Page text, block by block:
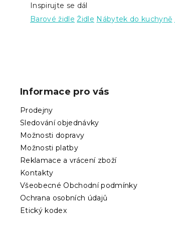
Inspirujte se dál
Barové židle Židle Nábytek do kuchyně
Informace pro vás
Prodejny
Sledování objednávky
Možnosti dopravy
Možnosti platby
Reklamace a vrácení zboží
Kontakty
Všeobecné Obchodní podmínky
Ochrana osobních údajů
Etický kodex